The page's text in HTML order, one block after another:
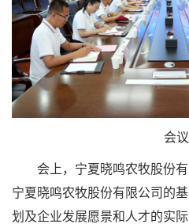
会
会上，宁夏晓鸣农牧股份
宁夏晓鸣农牧股份有限公司的
划及企业发展愿景和人才的实